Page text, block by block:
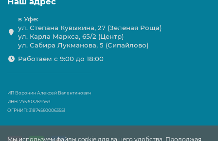
Мы используем файлы cookie для вашего удобства. Продолжая
в Уфе:
ул. Степана Кувыкина, 27 (Зеленая Роща)
ул. Карла Маркса, 65/2 (Центр)
ул. Сабира Лукманова, 5 (Сипайлово)
Работаем с 9:00 до 18:00
ИП Воронин Алексей Валентинович
ИНН: 745303789469
ОГРНИП: 318745600063551